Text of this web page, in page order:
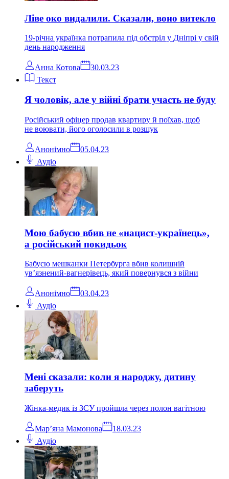
Ліве око видалили. Сказали, воно витекло
19-річна українка потрапила під обстріл у Дніпрі у свій
день народження
Анна Котова
30.03.23
Текст
Я чоловік, але у війні брати участь не буду
Російський офіцер продав квартиру й поїхав, щоб
не воювати, його оголосили в розшук
Анонімно
05.04.23
Аудіо
Мою бабусю вбив не «нацист-українець»,
а російський покидьок
Бабусю мешканки Петербурга вбив колишній
ув’язнений-вагнерівець, який повернувся з війни
Анонімно
03.04.23
Аудіо
Мені сказали: коли я народжу, дитину
заберуть
Жінка-медик із ЗСУ пройшла через полон вагітною
Мар’яна Мамонова
18.03.23
Аудіо